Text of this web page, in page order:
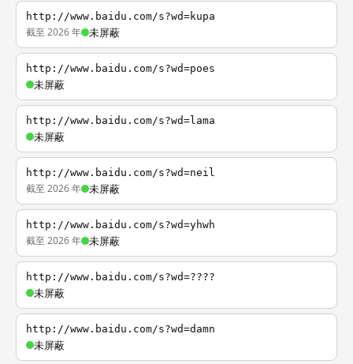
http://www.baidu.com/s?wd=kupa
截至 2026 年 未屏蔽
http://www.baidu.com/s?wd=poes
未屏蔽
http://www.baidu.com/s?wd=lama
未屏蔽
http://www.baidu.com/s?wd=neil
截至 2026 年 未屏蔽
http://www.baidu.com/s?wd=yhwh
截至 2026 年 未屏蔽
http://www.baidu.com/s?wd=????
未屏蔽
http://www.baidu.com/s?wd=damn
未屏蔽